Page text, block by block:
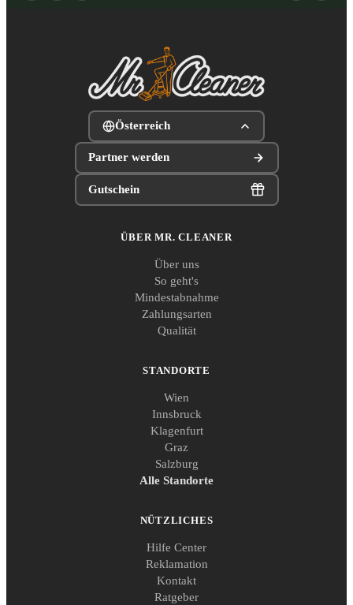
Österreich
Partner werden
Gutschein
ÜBER MR. CLEANER
Über uns
So geht's
Mindestabnahme
Zahlungsarten
Qualität
STANDORTE
Wien
Innsbruck
Klagenfurt
Graz
Salzburg
Alle Standorte
NÜTZLICHES
Hilfe Center
Reklamation
Kontakt
Ratgeber